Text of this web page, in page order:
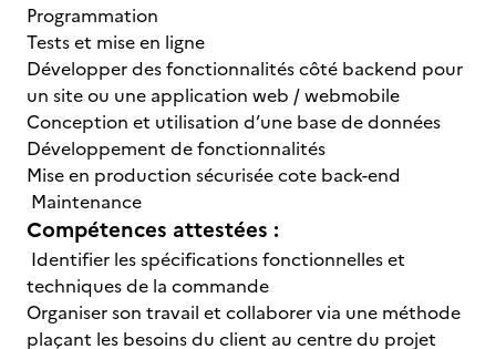
Programmation
Tests et mise en ligne
Développer des fonctionnalités côté backend pour
un site ou une application web / webmobile
Conception et utilisation d’une base de données
Développement de fonctionnalités
Mise en production sécurisée cote back-end
Maintenance
Compétences attestées :
Identifier les spécifications fonctionnelles et
techniques de la commande
Organiser son travail et collaborer via une méthode
plaçant les besoins du client au centre du projet